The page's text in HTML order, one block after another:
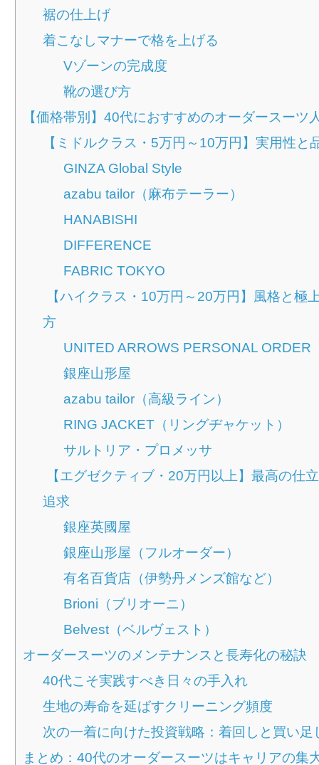
裾の仕上げ
着こなしマナーで格を上げる
Vゾーンの完成度
靴の選び方
【価格帯別】40代におすすめのオーダースーツ
【ミドルクラス・5万円～10万円】実用性と
GINZA Global Style
azabu tailor（麻布テーラー）
HANABISHI
DIFFERENCE
FABRIC TOKYO
【ハイクラス・10万円～20万円】風格と極
方
UNITED ARROWS PERSONAL ORDER
銀座山形屋
azabu tailor（高級ライン）
RING JACKET（リングヂャケット）
サルトリア・プロメッサ
【エグゼクティブ・20万円以上】最高の仕
追求
銀座英國屋
銀座山形屋（フルオーダー）
有名百貨店（伊勢丹メンズ館など）
Brioni（ブリオーニ）
Belvest（ベルヴェスト）
オーダースーツのメンテナンスと長寿化の秘訣
40代こそ実践すべき日々の手入れ
生地の寿命を延ばすクリーニング頻度
次の一着に向けた投資戦略：着回しと買い足
まとめ：40代のオーダースーツはキャリアの集